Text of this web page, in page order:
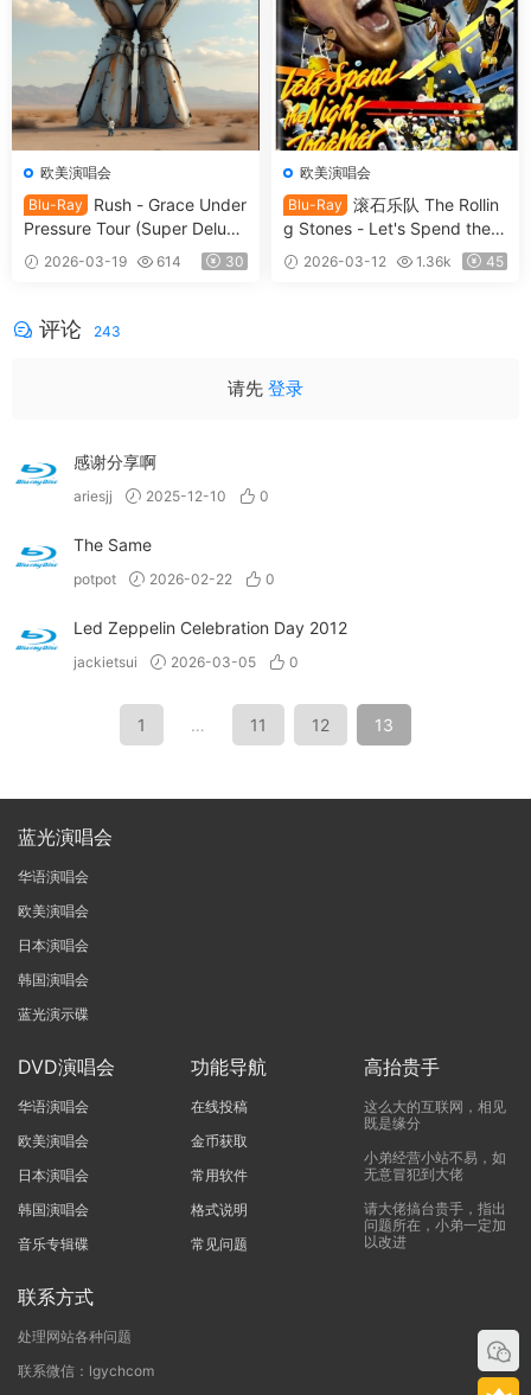
欧美演唱会
Blu-Ray
Rush - Grace Under
Pressure Tour (Super Deluxe
Edition) 2026 [BDISO 46.4G
B]
2026-03-19 614 30
欧美演唱会
Blu-Ray
滚石乐队 The Rollin
g Stones - Let's Spend the
Night Together (2026, 4K U
HD Blu-ray) [BDISO 68.9GB]
2026-03-12 1.36k 45
评论 243
请先 登录
感谢分享啊
ariesjj 2025-12-10 0
The Same
potpot 2026-02-22 0
Led Zeppelin Celebration Day 2012
jackietsui 2026-03-05 0
1 … 11 12 13
蓝光演唱会
华语演唱会
欧美演唱会
日本演唱会
韩国演唱会
蓝光演示碟
DVD演唱会
华语演唱会
欧美演唱会
日本演唱会
韩国演唱会
音乐专辑碟
功能导航
在线投稿
金币获取
常用软件
格式说明
常见问题
高抬贵手
这么大的互联网，相见
既是缘分
小弟经营小站不易，如
无意冒犯到大佬
请大佬搞台贵手，指出
问题所在，小弟一定加
以改进
联系方式
处理网站各种问题
联系微信：lgychcom